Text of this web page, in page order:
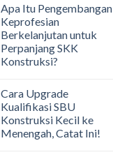
Apa Itu Pengembangan
Keprofesian
Berkelanjutan untuk
Perpanjang SKK
Konstruksi?
Cara Upgrade
Kualifikasi SBU
Konstruksi Kecil ke
Menengah, Catat Ini!